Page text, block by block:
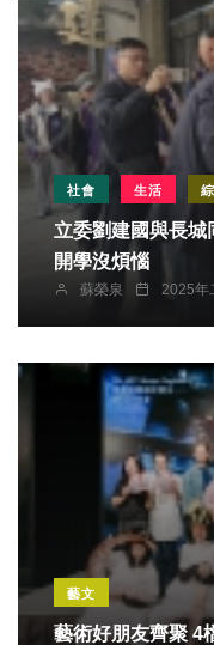
社會 生活
立委劉建國與長
開學沒煩惱
蘇榮泉 2025年
藝文
藝術好朋友齊聚 4